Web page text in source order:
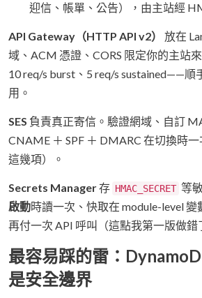
迎信、帳單、公告），由主站經
API Gateway（HTTP API v2）
放在
域、ACM 憑證、CORS 限定你的主站
10 req/s burst、5 req/s sustained——順
用。
SES 負責真正寄信。驗證網域、自訂
CNAME ＋ SPF ＋ DMARC 在切換時
這幾項）。
Secrets Manager存 HMAC_SECRET 等
啟動時讀一次、快取在 module-level 變
再付一次 API 呼叫（這點我第一版做錯
最容易踩的雷：
是安全邊界